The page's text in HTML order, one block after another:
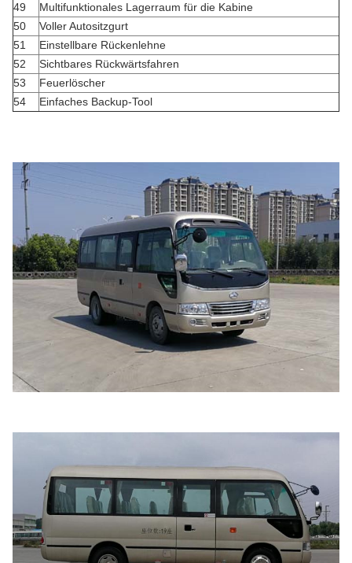
49
Multifunktionales Lagerraum für die Kabine
50
Voller Autositzgurt
51
Einstellbare Rückenlehne
52
Sichtbares Rückwärtsfahren
53
Feuerlöscher
54
Einfaches Backup-Tool